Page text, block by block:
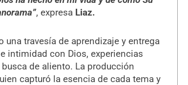
, expresa Liaz.
una travesía de aprendizaje y entrega
intimidad con Dios, experiencias
de aliento. La producción
capturó la esencia de cada tema y